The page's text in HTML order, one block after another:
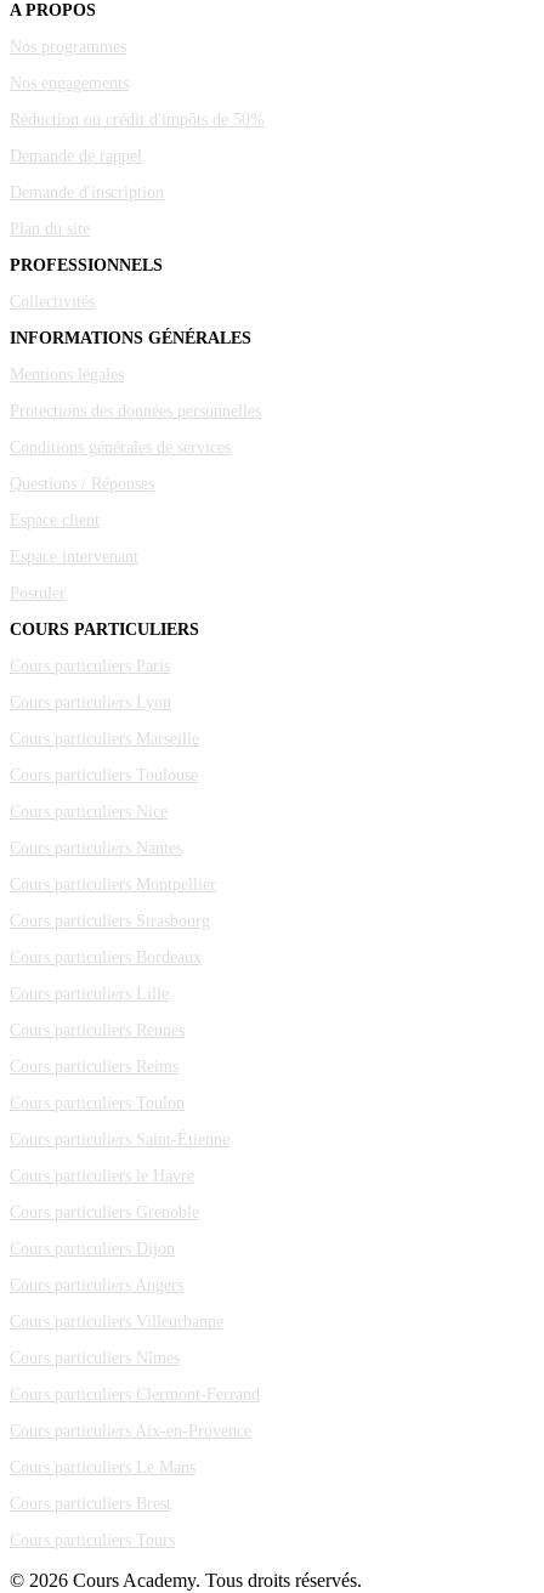
A PROPOS
Nos programmes
Nos engagements
Réduction ou crédit d'impôts de 50%
Demande de rappel
Demande d'inscription
Plan du site
PROFESSIONNELS
Collectivités
INFORMATIONS GÉNÉRALES
Mentions légales
Protections des données personnelles
Conditions générales de services
Questions / Réponses
Espace client
Espace intervenant
Postuler
COURS PARTICULIERS
Cours particuliers Paris
Cours particuliers Lyon
Cours particuliers Marseille
Cours particuliers Toulouse
Cours particuliers Nice
Cours particuliers Nantes
Cours particuliers Montpellier
Cours particuliers Strasbourg
Cours particuliers Bordeaux
Cours particuliers Lille
Cours particuliers Rennes
Cours particuliers Reims
Cours particuliers Toulon
Cours particuliers Saint-Étienne
Cours particuliers le Havre
Cours particuliers Grenoble
Cours particuliers Dijon
Cours particuliers Angers
Cours particuliers Villeurbanne
Cours particuliers Nîmes
Cours particuliers Clermont-Ferrand
Cours particuliers Aix-en-Provence
Cours particuliers Le Mans
Cours particuliers Brest
Cours particuliers Tours
© 2026 Cours Academy. Tous droits réservés.